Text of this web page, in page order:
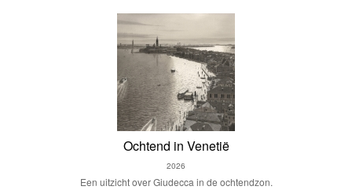
Ochtend in Venetië
2026
Een uitzicht over Giudecca in de ochtendzon.